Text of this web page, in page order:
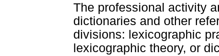
The professional activity
dictionaries and other
divisions: lexicographic
lexicographic theory, or